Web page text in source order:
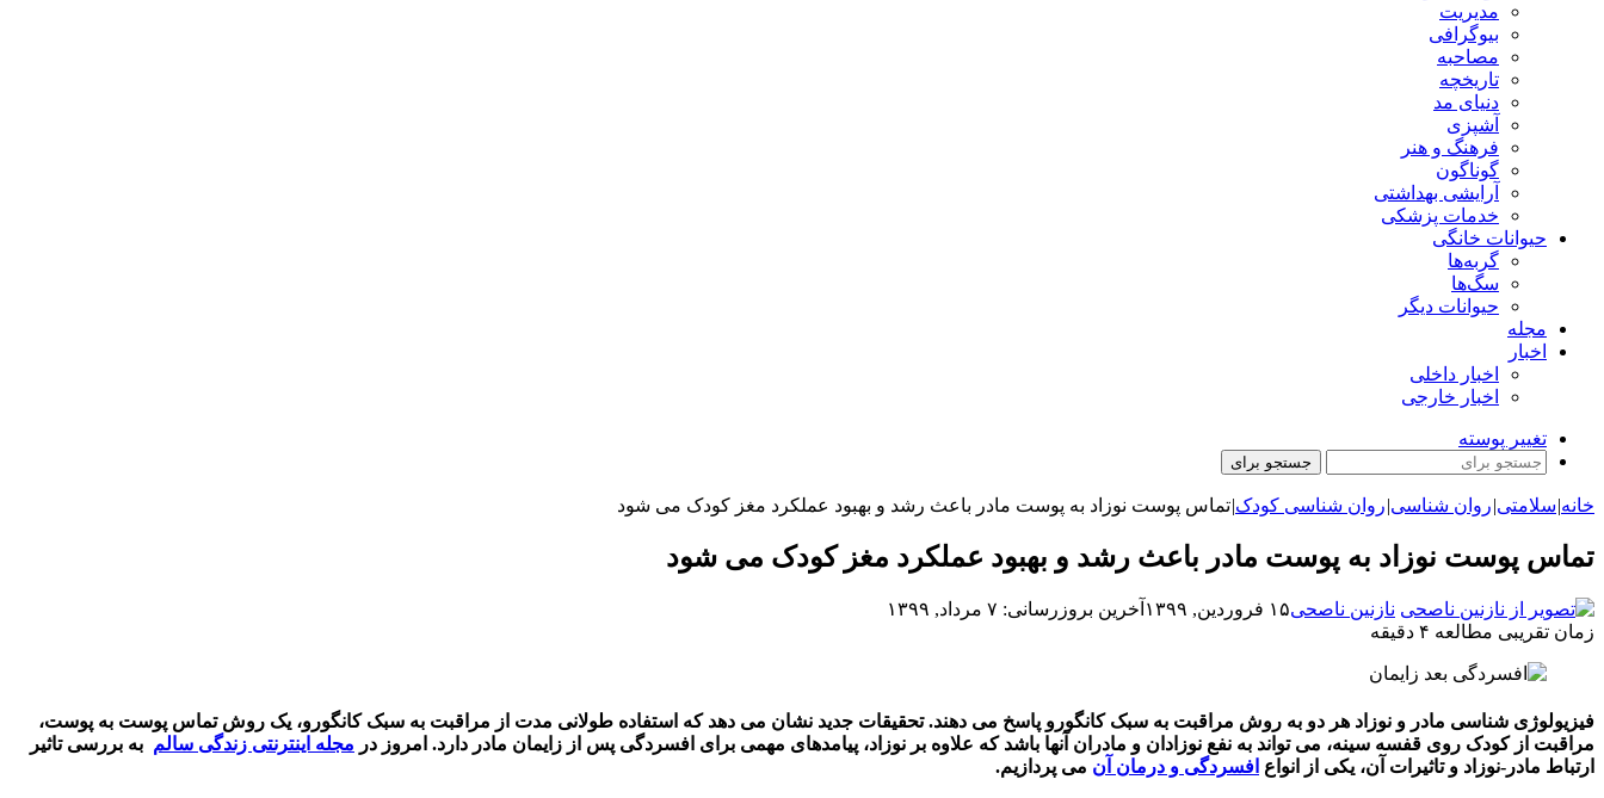
مدیریت
بیوگرافی
مصاحبه
تاریخچه
دنیای مد
آشپزی
فرهنگ و هنر
گوناگون
آرایشی بهداشتی
خدمات پزشکی
حیوانات خانگی
گربه‌ها
سگ‌ها
حیوانات دیگر
مجله
اخبار
اخبار داخلی
اخبار خارجی
تغییر پوسته
جستجو برای
خانه|سلامتی|روان شناسی|روان شناسی کودک|تماس پوست نوزاد به پوست مادر باعث رشد و بهبود عملکرد مغز کودک می شود
تماس پوست نوزاد به پوست مادر باعث رشد و بهبود عملکرد مغز کودک می شود
نازنین ناصحی۱۵ فروردین, ۱۳۹۹
آخرین بروزرسانی: ۷ مرداد, ۱۳۹۹
زمان تقریبی مطالعه ۴ دقیقه
فیزیولوژی شناسی مادر و نوزاد هر دو به روش مراقبت به سبک کانگورو پاسخ می دهند. تحقیقات جدید نشان می دهد که استفاده طولانی مدت از مراقبت به سبک کانگورو، یک روش تماس پوست به پوست،
مراقبت از کودک روی قفسه سینه، می تواند به نفع نوزادان و مادران آنها باشد که علاوه بر نوزاد، پیامدهای مهمی برای افسردگی پس از زایمان مادر دارد. امروز در مجله اینترنتی زندگی سالم به بررسی تاثیر
ارتباط مادر-نوزاد و تاثیرات آن، یکی از انواع افسردگی و درمان آن می پردازیم.